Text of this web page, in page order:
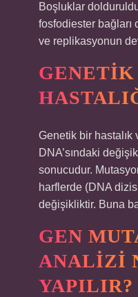
Boşluklar
fosfodiester bağları
ve replikasyonun
GENETIK
Genetik bir
DNA’sındaki
sonucudur.
harflerde (DNA
değişikliktir. Buna
GEN
ANALIZI
YAPILIR?